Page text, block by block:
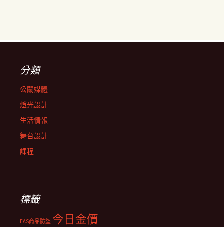
分類
公關媒體
燈光設計
生活情報
舞台設計
課程
標籤
EAS商品防盜 今日金價